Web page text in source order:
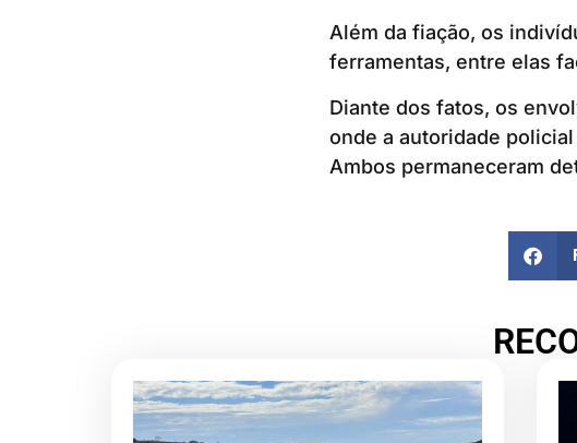
Além da fiação, os
ferramentas, entre elas
Diante dos fatos, os
onde a autoridade
Ambos permaneceram